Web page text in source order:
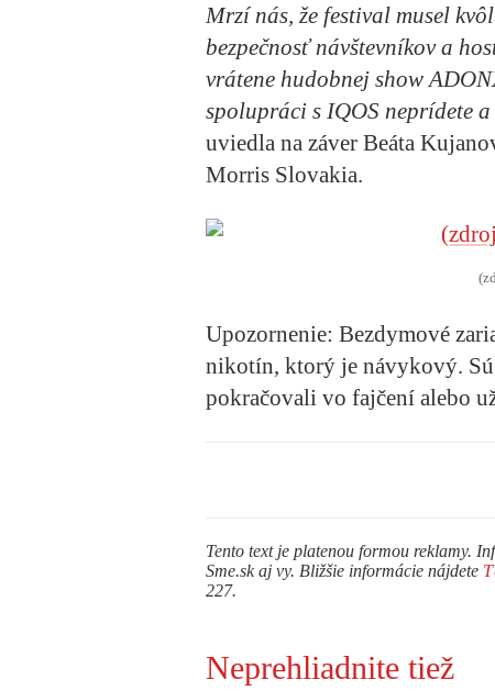
Mrzí nás, že festival musel
bezpečnosť návštevníkov a
vrátene hudobnej show
spolupráci s IQOS neprídete
uviedla na záver Beáta
Morris Slovakia.
Upozornenie: Bezdymové
nikotín, ktorý je návykový.
pokračovali vo fajčení alebo
Tento text je platenou formou reklamy.
Sme.sk aj vy. Bližšie informácie nájdete
227.
Neprehliadnite tiež